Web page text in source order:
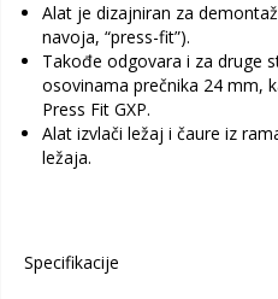
Alat je dizajniran za
navoja, “press-fit”).
Takođe odgovara i za druge
osovinama prečnika 24 mm,
Press Fit GXP.
Alat izvlači ležaj i čaure iz
ležaja.
Specifikacije